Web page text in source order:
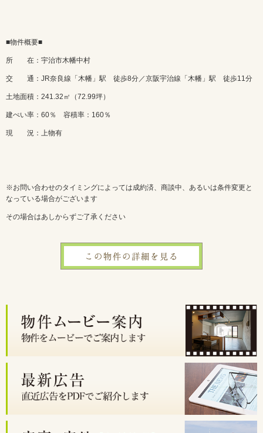
■物件概要■
所 在：宇治市木幡中村
交 通：JR奈良線「木幡」駅 徒歩8分／京阪宇治線「木幡」駅 徒歩11分
土地面積：241.32㎡（72.99坪）
建ぺい率：60％ 容積率：160％
現 況：上物有
※お問い合わせのタイミングによっては成約済、商談中、あるいは条件変更と
なっている場合がございます
その場合はあしからずご了承ください
この物件の詳細を見る